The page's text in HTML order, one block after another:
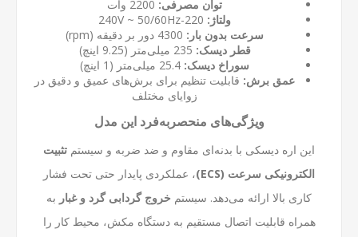
توان مصرفی:
ولتاژ:
سرعت بدون بار:
قطر دیسک:
سوراخ دیسک:
عمق برش: قابلیت تنظیم برای برش‌های عمیق و دقیق در
زوایای مختلف
ویژگی‌های منحصربه‌فرد این مدل
این اره دیسکی با بدنه‌ای مقاوم و ضد ضربه و سیستم تثبیت
الکترونیکی سرعت (ECS)
، عملکردی پایدار حتی تحت فشار
کاری بالا ارائه می‌دهد. سیستم خروج گردابی گرد و غبار به
همراه قابلیت اتصال مستقیم به دستگاه مکش، محیط کار را